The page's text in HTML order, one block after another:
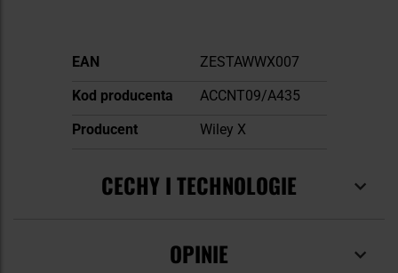
Więcej
EAN
ZESTAWWX007
Kod producenta
ACCNT09/A435
Producent
Wiley X
CECHY I TECHNOLOGIE
OPINIE